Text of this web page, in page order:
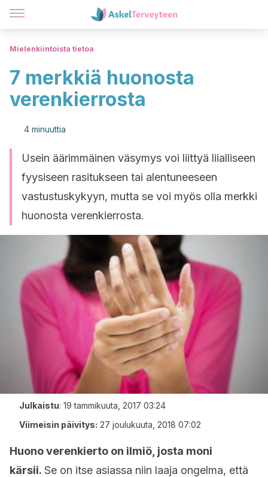
Mielenkiintoista tietoa
7 merkkiä huonosta
verenkierrosta
4 minuuttia
Usein äärimmäinen väsymys voi liittyä liialliseen
fyysiseen rasitukseen tai alentuneeseen
vastustuskykyyn, mutta se voi myös olla merkki
huonosta verenkierrosta.
Julkaistu: 19 tammikuuta, 2017 03:24
Viimeisin päivitys: 27 joulukuuta, 2018 07:02
Huono verenkierto on ilmiö, josta moni
kärsii. Se on itse asiassa niin laaja ongelma, että